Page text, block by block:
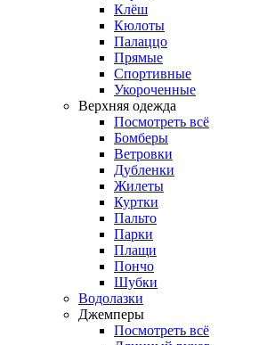
Клёш
Кюлоты
Палаццо
Прямые
Спортивные
Укороченные
Верхняя одежда
Посмотреть всё
Бомберы
Ветровки
Дубленки
Жилеты
Куртки
Пальто
Парки
Плащи
Пончо
Шубки
Водолазки
Джемперы
Посмотреть всё